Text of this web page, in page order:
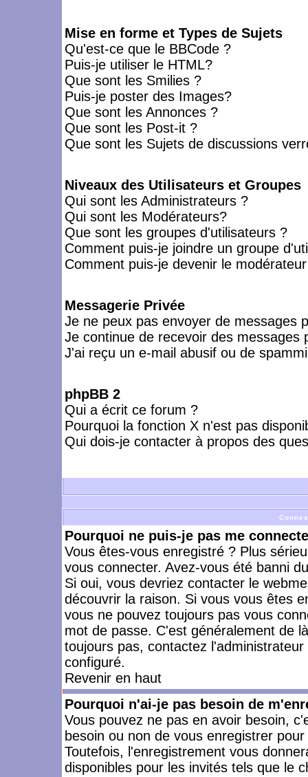
Mise en forme et Types de Sujets
Qu'est-ce que le BBCode ?
Puis-je utiliser le HTML?
Que sont les Smilies ?
Puis-je poster des Images?
Que sont les Annonces ?
Que sont les Post-it ?
Que sont les Sujets de discussions
Niveaux des Utilisateurs et Groupes
Qui sont les Administrateurs ?
Qui sont les Modérateurs?
Que sont les groupes d'utilisateurs ?
Comment puis-je joindre un groupe
Comment puis-je devenir le
Messagerie Privée
Je ne peux pas envoyer de messages
Je continue de recevoir des messages
J'ai reçu un e-mail abusif ou de
phpBB 2
Qui a écrit ce forum ?
Pourquoi la fonction X n'est pas
Qui dois-je contacter à propos des
Pourquoi ne puis-je pas me
Vous êtes-vous enregistré ? Plus
vous connecter. Avez-vous été banni
Si oui, vous devriez contacter le
découvrir la raison. Si vous vous êtes
vous ne pouvez toujours pas vous
mot de passe. C'est généralement de
toujours pas, contactez
configuré.
Revenir en haut
Pourquoi n'ai-je pas besoin de
Vous pouvez ne pas en avoir besoin,
besoin ou non de vous enregistrer
Toutefois, l'enregistrement vous
disponibles pour les invités tels que le